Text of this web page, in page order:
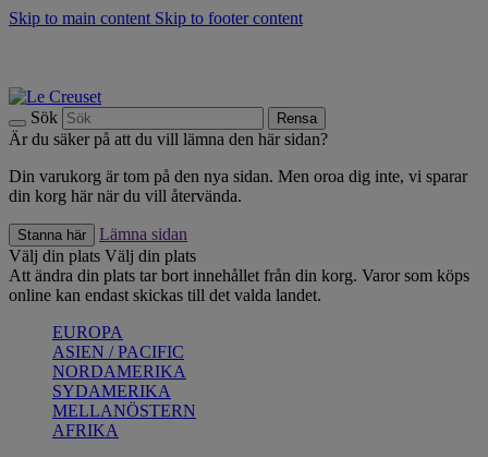
Skip to main content Skip to footer content
Sök Rensa
Är du säker på att du vill lämna den här sidan?
Din varukorg är tom på den nya sidan. Men oroa dig inte, vi sparar
din korg här när du vill återvända.
Stanna här
Lämna sidan
Välj din plats Välj din plats
Att ändra din plats tar bort innehållet från din korg. Varor som köps
online kan endast skickas till det valda landet.
EUROPA
ASIEN / PACIFIC
NORDAMERIKA
SYDAMERIKA
MELLANÖSTERN
AFRIKA